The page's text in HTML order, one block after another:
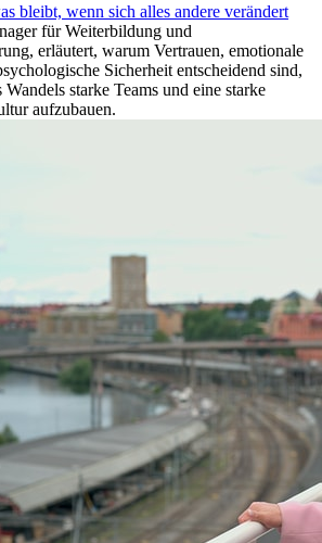
bleibt, wenn sich alles andere verändert
für Weiterbildung und
erläutert, warum Vertrauen, emotionale
Sicherheit entscheidend sind,
starke Teams und eine starke
aufzubauen.